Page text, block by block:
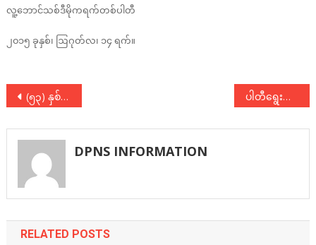
လူ့ဘောင်သစ်ဒီမိုကရက်တစ်ပါတီ
၂၀၁၅ ခုနှစ်၊ ဩဂုတ်လ၊ ၁၄ ရက်။
Post
navigation
(၅၃) နှစ်ပြည့် ၇ ဇူလိုင် အောက်မေ့ဘွယ်အခမ်းအနားများသို့ ပေးပို့သော ဂုဏ်ပြုသဝဏ်လွှာ ပါတီရွေးကောက်ပွဲအောင်နိုင်ရေးကော်မတီ ဖွဲ့စည်းခြင်း ( သတင်းထုတ်ပြန်ချက် (၂/၂၀၁၅) )
DPNS INFORMATION
RELATED POSTS